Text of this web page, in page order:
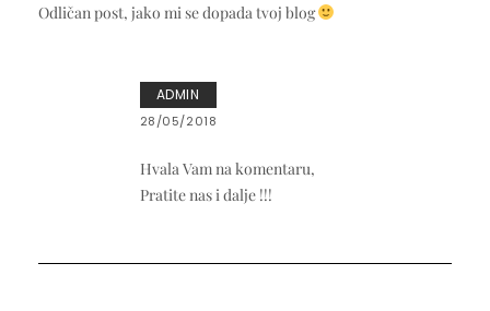
Odličan post, jako mi se dopada tvoj blog
ADMIN
28/05/2018
Hvala Vam na komentaru,
Pratite nas i dalje !!!